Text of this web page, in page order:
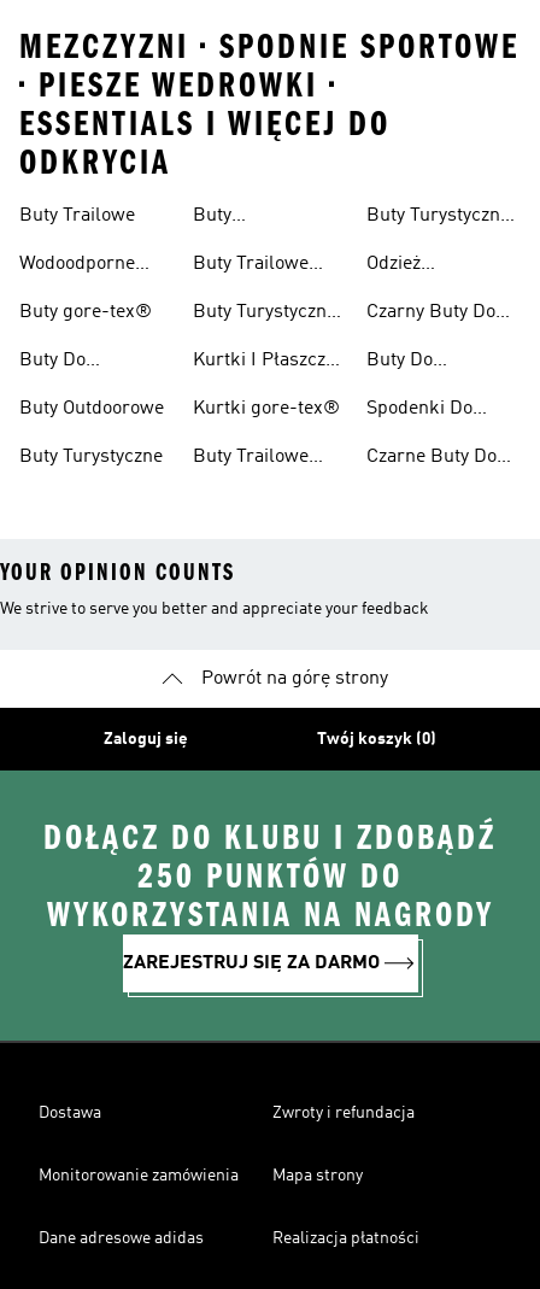
MEZCZYZNI • SPODNIE SPORTOWE
• PIESZE WEDROWKI •
ESSENTIALS I WIĘCEJ DO
ODKRYCIA
Buty Trailowe
Wodoodporne
W Terenie
Buty gore-tex®
Buty Do
Buty Outdoorowe
Buty Turystyczne
Buty
Buty Trailowe
Buty Turystyczne
Kurtki I Płaszcze
Kurtki gore-tex®
Buty Trailowe
Buty Turystyczne
Odzież
Czarny Buty Do
Wędrówek
Buty Do
Górskiego Dla
Kobiet
Spodenki Do
Trailowych
Czarne Buty Do
YOUR OPINION COUNTS
We strive to serve you better and appreciate your feedback
Powrót na górę strony
Zaloguj się Twój koszyk (0)
DOŁĄCZ DO KLUBU I ZDOBĄDŹ
250 PUNKTÓW DO
WYKORZYSTANIA NA NAGRODY
ZAREJESTRUJ SIĘ ZA DARMO
Dostawa Zwroty i refundacja
Monitorowanie zamówienia Mapa strony
Dane adresowe adidas Realizacja płatności